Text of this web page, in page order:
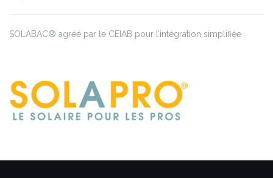
SOLABAC® agréé par le CEIAB pour l’intégration simplifiée